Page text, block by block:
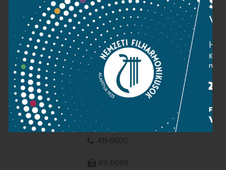
Impresszum
NEMZETI
FILHARMONIKUSOK
1095 Budapest, Komor Marcell u. 1. (Müpa)
411-6600
411-6699